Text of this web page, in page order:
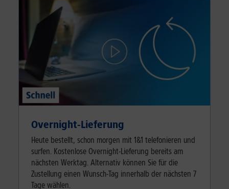
Overnight-Lieferung
Heute bestellt, schon morgen mit 1&1 telefonieren und
surfen. Kostenlose Overnight-Lieferung bereits am
nächsten Werktag. Alternativ können Sie für die
Zustellung einen Wunsch-Tag innerhalb der nächsten 7
Tage wählen.